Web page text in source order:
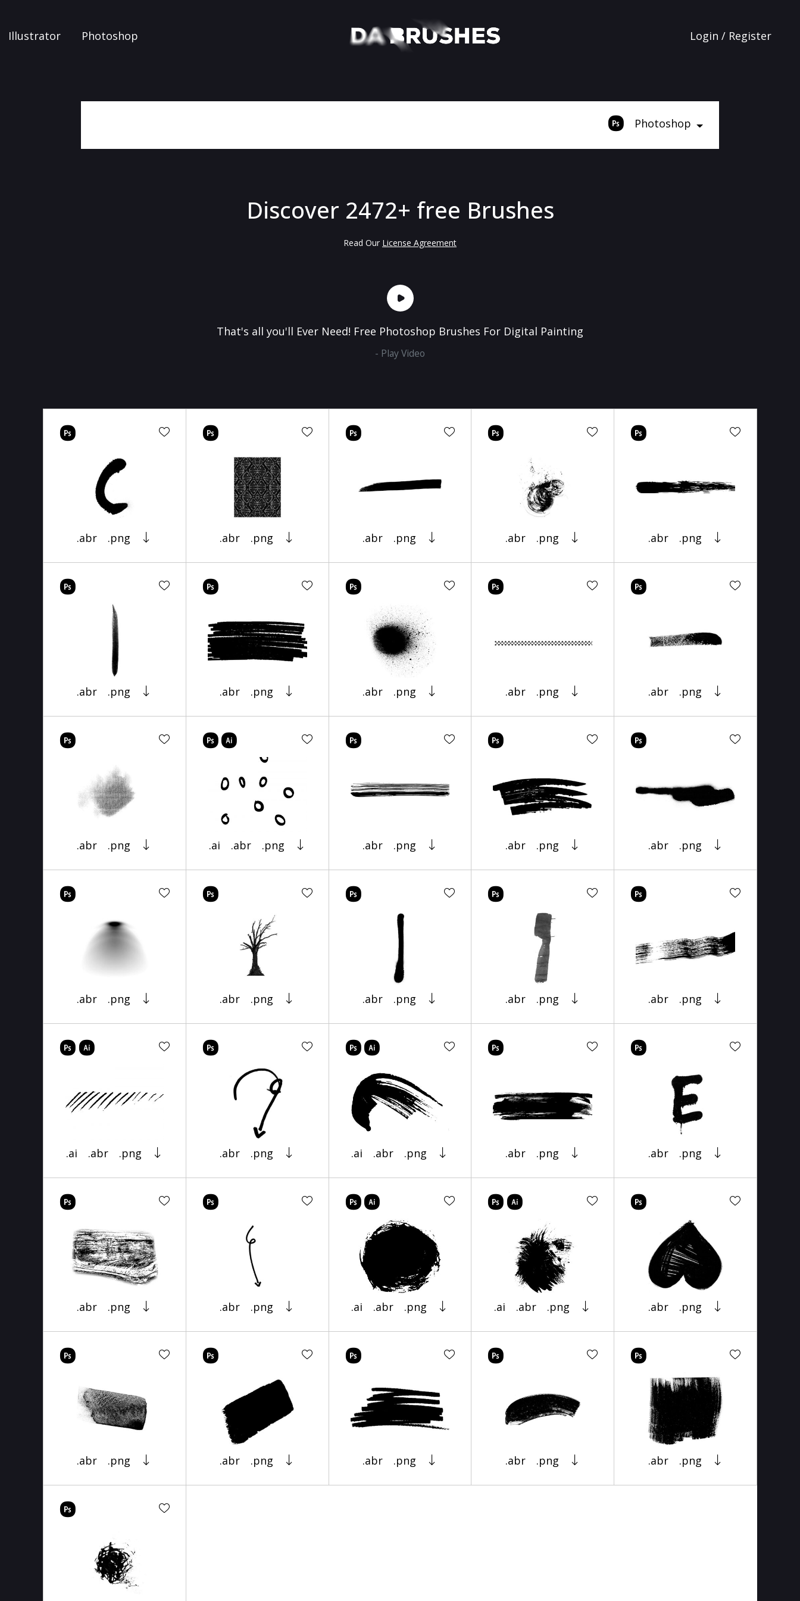
Illustrator Photoshop Login / Register
Photoshop
Discover 2472+ free Brushes
Read Our License Agreement
That's all you'll Ever Need! Free Photoshop Brushes For Digital Painting
- Play Video
.abr .png .abr .png .abr .png .abr .png .abr .png
.abr .png .abr .png .abr .png .abr .png .abr .png
.abr .png .ai .abr .png .abr .png .abr .png .abr .png
.abr .png .abr .png .abr .png .abr .png .abr .png
.ai .abr .png .abr .png .ai .abr .png .abr .png .abr .png
.abr .png .abr .png .ai .abr .png .ai .abr .png .abr .png
.abr .png .abr .png .abr .png .abr .png .abr .png